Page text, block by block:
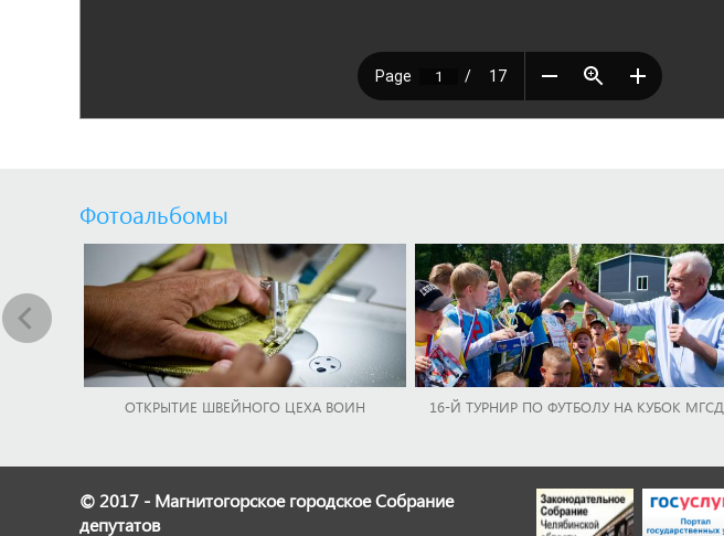
Фотоальбомы
ОТКРЫТИЕ ШВЕЙНОГО ЦЕХА ВОИН 16-Й ТУРНИР ПО ФУТБОЛУ НА КУБОК МГСД
© 2017 - Магнитогорское городское Собрание
депутатов